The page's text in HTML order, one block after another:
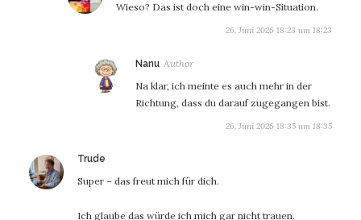
Wieso? Das ist doch eine win-win-Situation.
26. Juni 2026 18:23 um 18:23
Nanu sagt:
Na klar, ich meinte es auch mehr in der
Richtung, dass du darauf zugegangen bist.
26. Juni 2026 18:35 um 18:35
Trude
Super – das freut mich für dich.
Ich glaube das würde ich mich gar nicht trauen.